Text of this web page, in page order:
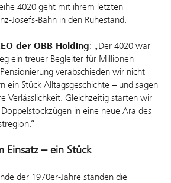
4020 geht mit ihrem letzten
in den Ruhestand.
der ÖBB Holding: „Der 4020 war
ein treuer Begleiter für Millionen
verabschieden wir nicht
ein Stück Alltagsgeschichte – und sagen
Verlässlichkeit. Gleichzeitig starten wir
in eine neue Ära des
Einsatz – ein Stück
der 1970er‑Jahre standen die